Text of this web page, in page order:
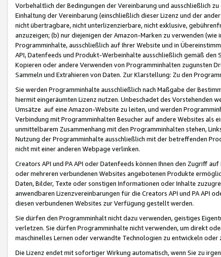
Vorbehaltlich der Bedingungen der Vereinbarung und ausschließlich
Einhaltung der Vereinbarung (einschließlich dieser Lizenz und der
nicht übertragbare, nicht unterlizenzierbare, nicht exklusive,
anzuzeigen; (b) nur diejenigen der Amazon-Marken zu verwenden
Programminhalte, ausschließlich auf Ihrer Website und in
API, Datenfeeds und Produkt-Werbeinhalte ausschließlich gemäß
Kopieren oder andere Verwenden von Programminhalten zugunsten
Sammeln und Extrahieren von Daten. Zur Klarstellung: Zu den
Sie werden Programminhalte ausschließlich nach Maßgabe der
hiermit eingeräumten Lizenz nutzen. Unbeschadet des Vorstehenden
Umsätze auf eine Amazon-Website zu leiten, und werden
Verbindung mit Programminhalten Besucher auf andere Websites als
unmittelbarem Zusammenhang mit den Programminhalten stehen,
Nutzung der Programminhalte ausschließlich mit der betreffenden
nicht mit einer anderen Webpage verlinken.
Creators API und PA API oder Datenfeeds können Ihnen den Zugriff
oder mehreren verbundenen Websites angebotenen Produkte
Daten, Bilder, Texte oder sonstigen Informationen oder Inhalte
anwendbaren Lizenzvereinbarungen für die Creators API und PA API
diesen verbundenen Websites zur Verfügung gestellt werden.
Sie dürfen den Programminhalt nicht dazu verwenden, geistiges
verletzen. Sie dürfen Programminhalte nicht verwenden, um direkt
maschinelles Lernen oder verwandte Technologien zu entwickeln
Die Lizenz endet mit sofortiger Wirkung automatisch, wenn Sie zu